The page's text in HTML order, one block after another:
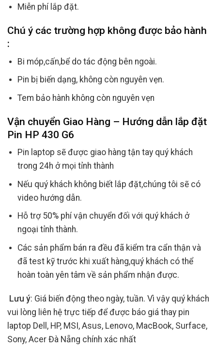
Miễn phí lắp đặt.
Chú ý các trường hợp không được bảo hành
:
Bi móp,cấn,bể do tác động bên ngoài.
Pin bị biến dạng, không còn nguyên vẹn.
Tem bảo hành không còn nguyên vẹn
Vận chuyển Giao Hàng – Hướng dẫn lắp đặt
Pin HP 430 G6
Pin laptop sẽ được giao hàng tận tay quý khách
trong 24h ở mọi tỉnh thành
Nếu quý khách không biết lắp đặt,chúng tôi sẽ có
video hướng dẫn.
Hỗ trợ 50% phí vận chuyển đối với quý khách ở
ngoại tỉnh thành.
Các sản phẩm bán ra đều đã kiểm tra cẩn thận và
đã test kỹ trước khi xuất hàng,quý khách có thể
hoàn toàn yên tâm về sản phẩm nhận được.
Lưu ý: Giá biến động theo ngày, tuần. Vì vậy quý khách
vui lòng liên hệ trực tiếp để được báo giá thay pin
laptop Dell, HP, MSI, Asus, Lenovo, MacBook, Surface,
Sony, Acer Đà Nẵng chính xác nhất